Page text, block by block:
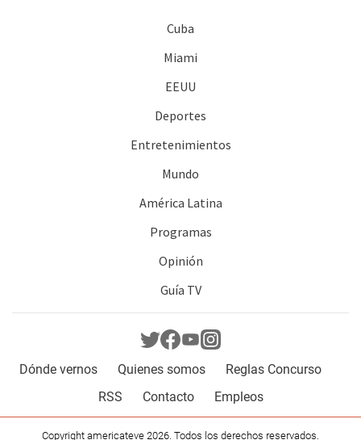
Cuba
Miami
EEUU
Deportes
Entretenimientos
Mundo
América Latina
Programas
Opinión
Guía TV
Dónde vernos Quienes somos
Reglas Concurso
RSS
Contacto Empleos
Copyright americateve 2026. Todos los derechos reservados.